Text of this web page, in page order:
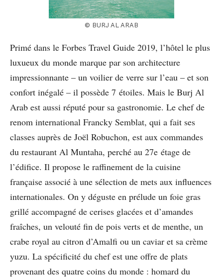
© BURJ AL ARAB
Primé dans le Forbes Travel Guide 2019, l’hôtel le plus
luxueux du monde marque par son architecture
impressionnante – un voilier de verre sur l’eau – et son
confort inégalé – il possède 7 étoiles. Mais le Burj Al
Arab est aussi réputé pour sa gastronomie. Le chef de
renom international Francky Semblat, qui a fait ses
classes auprès de Joël Robuchon, est aux commandes
du restaurant Al Muntaha, perché au 27e étage de
l’édifice. Il propose le raffinement de la cuisine
française associé à une sélection de mets aux influences
internationales. On y déguste en prélude un foie gras
grillé accompagné de cerises glacées et d’amandes
fraîches, un velouté fin de pois verts et de menthe, un
crabe royal au citron d’Amalfi ou un caviar et sa crème
yuzu. La spécificité du chef est une offre de plats
provenant des quatre coins du monde : homard du